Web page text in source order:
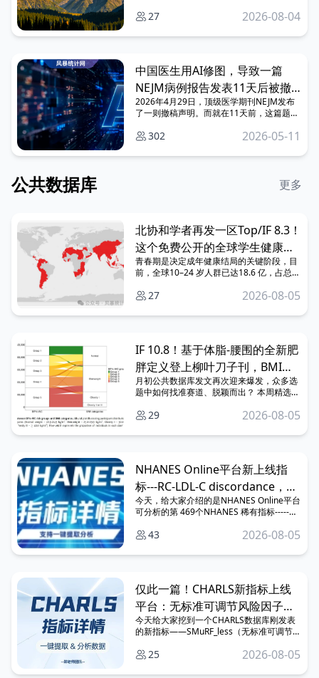
27 2026-08-04
中国医生用AI修图，导致一篇
NEJM病例报告发表11天后被撤
稿
2026年4月29日，顶级医学期刊NEJM发布
了一则撤稿声明。而就在11天前，这篇题
Forest-Fire Smoke”的报告才刚刚上线。
302 2026-05-11
公共数据库 更多
北协和学者再发一区Top/IF 8.3！
这个免费公开的全球学生健康调
查，到底有多好用？
青春期是决定成年健康结局的关键阶段，目
前，全球10–24 岁人群已达18.6 亿，占总人
注。例如，近期发布在柳叶刀子刊的一篇文
究，发现青春期早期社交媒体使用的持续增
27 2026-08-05
IF 10.8！基于体脂-腰围的全新肥
胖定义登上柳叶刀子刊，BMI直
接出局？ | 一周好文汇总
月初公共数据库发文再次迎来爆发，众多选
题中如何找准赛道、脱颖而出？ 本周精选的
论”，一起来看看他们是怎么做的吧~
29 2026-08-05
NHANES Online平台新上线指
标---RC-LDL-C discordance，可
直接一键提取！
今天，给大家介绍的是NHANES Online平台
可分析的第 469个NHANES 稀有指标-----残
（discordance）。同时，还分享了高分文
43 2026-08-05
仅此一篇！CHARLS新指标上线
平台：无标准可调节风险因子
（SMuRF_less）
今天给大家挖到一个CHARLS数据库刚发表
的新指标——SMuRF_less（无标准可调节风
刊，属于典型的“信息差红利期”选题。
25 2026-08-05